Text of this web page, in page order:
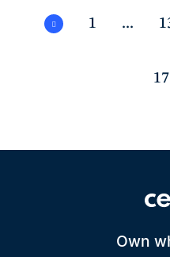
1 ...
17
Own